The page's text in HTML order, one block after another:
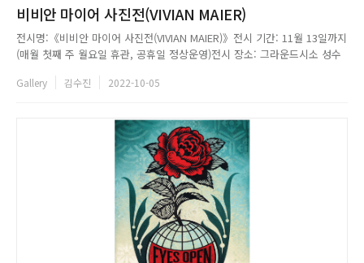
비비안 마이어 사진전(VIVIAN MAIER)
전시명:《비비안 마이어 사진전(VIVIAN MAIER)》전시 기간: 11월 13일까지
(매월 첫째 주 월요일 휴관, 공휴일 정상운영)전시 장소: 그라운드시소 성수
터 오후 7시까지 (입장 마감: 오후 6시)문의: 070-4107-7278...
Gallery 김수진 2022-10-05